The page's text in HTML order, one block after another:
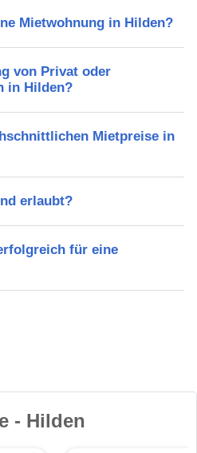
Mietwohnung in Hilden?
von Privat oder
in Hilden?
Mietpreise in
erlaubt?
für eine
- Hilden